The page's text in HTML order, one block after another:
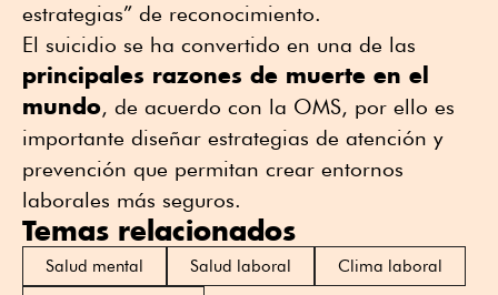
estrategias” de reconocimiento.
El suicidio se ha convertido en una de las
principales razones de muerte en el
mundo, de acuerdo con la OMS, por ello es
importante diseñar estrategias de atención y
prevención que permitan crear entornos
laborales más seguros.
Temas relacionados
Salud mental Salud laboral
Clima laboral